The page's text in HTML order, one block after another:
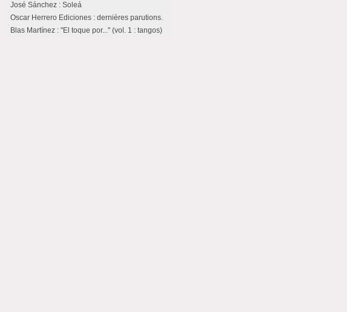
José Sánchez : Soleá
Oscar Herrero Ediciones : dernières parutions.
Blas Martínez : "El toque por..." (vol. 1 : tangos)